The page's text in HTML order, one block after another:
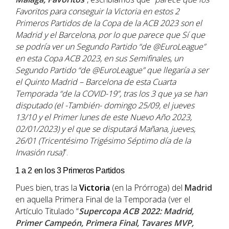
Favoritos para conseguir la Victoria en estos 2
Primeros Partidos de la Copa de la ACB 2023 son el
Madrid y el Barcelona, por lo que parece que Sí que
se podría ver un Segundo Partido “de @EuroLeague”
en esta Copa ACB 2023, en sus Semifinales, un
Segundo Partido “de @EuroLeague” que llegaría a ser
el Quinto Madrid – Barcelona de esta Cuarta
Temporada “de la COVID-19”, tras los 3 que ya se han
disputado (el -También- domingo 25/09, el jueves
13/10 y el Primer lunes de este Nuevo Año 2023,
02/01/2023) y el que se disputará Mañana, jueves,
26/01 (Tricentésimo Trigésimo Séptimo día de la
Invasión rusa)”.
1 a 2 en los 3 Primeros Partidos
Pues bien, tras la Victoria (en la Prórroga) del Madrid
en aquella Primera Final de la Temporada (ver el
Artículo Titulado “Supercopa ACB 2022: Madrid,
Primer Campeón, Primera Final, Tavares MVP,